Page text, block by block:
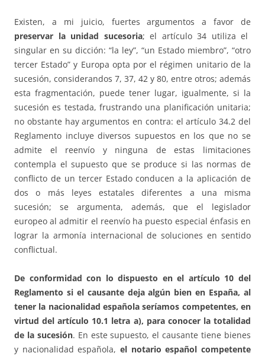
Existen, a mi juicio, fuertes argumentos a favor de
preservar la unidad sucesoria; el artículo 34 utiliza el
singular en su dicción: “la ley”, “un Estado miembro”, “otro
tercer Estado” y Europa opta por el régimen unitario de la
sucesión, considerandos 7, 37, 42 y 80, entre otros; además
esta fragmentación, puede tener lugar, igualmente, si la
sucesión es testada, frustrando una planificación unitaria;
no obstante hay argumentos en contra: el artículo 34.2 del
Reglamento incluye diversos supuestos en los que no se
admite el reenvío y ninguna de estas limitaciones
contempla el supuesto que se produce si las normas de
conflicto de un tercer Estado conducen a la aplicación de
dos o más leyes estatales diferentes a una misma
sucesión; se argumenta, además, que el legislador
europeo al admitir el reenvío ha puesto especial énfasis en
lograr la armonía internacional de soluciones en sentido
conflictual.
De conformidad con lo dispuesto en el artículo 10 del
Reglamento si el causante deja algún bien en España, al
tener la nacionalidad española seríamos competentes, en
virtud del artículo 10.1 letra a), para conocer la totalidad
de la sucesión. En este supuesto, el causante tiene bienes
y nacionalidad española, el notario español competente